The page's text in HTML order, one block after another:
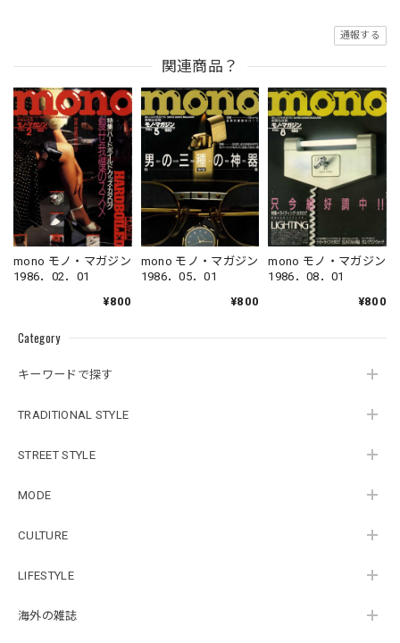
Category
キーワードで探す
TRADITIONAL STYLE
STREET STYLE
MODE
CULTURE
LIFESTYLE
海外の雑誌
通報する
関連商品？
mono モノ・マガジン
1986．02．01
¥800
mono モノ・マガジン
1986．05．01
¥800
mono モノ・マガジン
1986．08．01
¥800